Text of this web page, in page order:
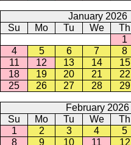
January 2026
Su
Mo Tu We Th
1
4
5 6 7 8
11
12 13 14 15
18
19 20 21 22
25
26 27 28 29
February 2026
Su
Mo Tu We Th
1
2 3 4 5
8
9 10 11 12